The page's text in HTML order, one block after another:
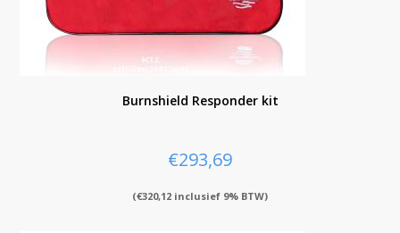
Burnshield Responder kit
€293,69
(€320,12 inclusief 9% BTW)